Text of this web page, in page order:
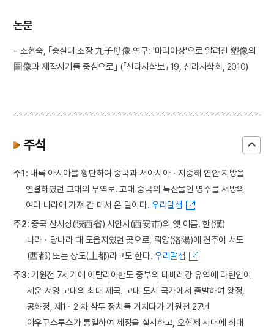
논문
- 소현숙, ｢숭실대 소장 九子母像 연구: '마리아상'으로 알려진 塑像의
圖像과 제작시기를 중심으로｣ (『신라사학보』 19, 신라사학회, 2010)
주석
주1: 내륙 아시아를 횡단하여 중국과 서아시아ㆍ지중해 연안 지방을
연결하였던 고대의 무역로. 고대 중국의 특산물인 명주를 서방의
여러 나라에 가져 간 데서 온 말이다.우리말샘
주2: 중국 산시성(陝西省) 시안시(西安市)의 옛 이름. 한(漢)
나라ㆍ당나라 때 도읍지였던 곳으로, 뤄양(洛陽)에 견주어 서도
(西都) 또는 상도(上都)라고도 한다.우리말샘
주3: 기원전 7세기에 이탈리아반도 중부의 테베레강 유역에 라틴인이
세운 서양 고대의 최대 제국. 고대 도시 국가에서 출발하여 왕정,
공화정, 제1ㆍ2 차 삼두 정치를 거치다가 기원전 27년
아우구스투스가 통일하여 제정을 실시하고, 오현제 시대에 최대